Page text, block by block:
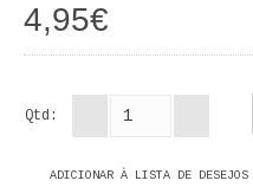
CADERNOS HUMANITAS
4,95€
Qtd:
ADICIONAR À LISTA DE DESEJOS